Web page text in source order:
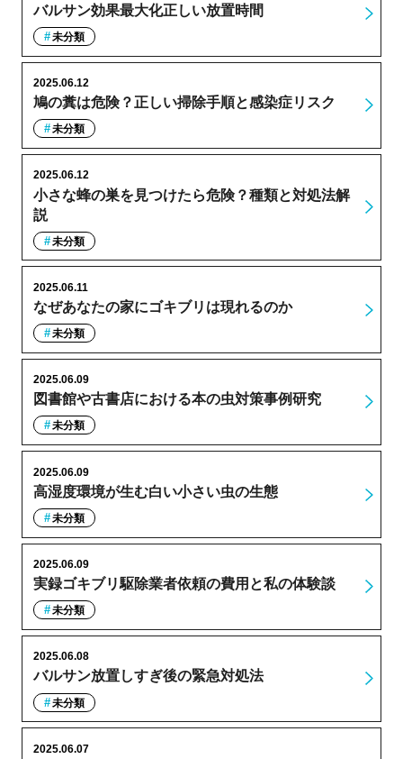
バルサン効果最大化正しい放置時間
未分類
鳩の糞は危険？正しい掃除手順と感染症リスク
2025.06.12
未分類
小さな蜂の巣を見つけたら危険？種類と対処法解
説
2025.06.12
未分類
なぜあなたの家にゴキブリは現れるのか
2025.06.11
未分類
図書館や古書店における本の虫対策事例研究
2025.06.09
未分類
高湿度環境が生む白い小さい虫の生態
2025.06.09
未分類
実録ゴキブリ駆除業者依頼の費用と私の体験談
2025.06.09
未分類
バルサン放置しすぎ後の緊急対処法
2025.06.08
未分類
2025.06.07